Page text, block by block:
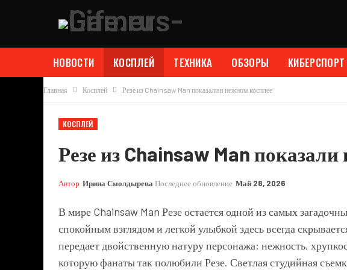
НОВОСТИ КОСПЛЕЙ ТЕХНИКА ОБЗОРЫ КИБЕРСПОРТ
Главная Косплей Резе из Chainsaw Man показали в нежном косплее
КОСПЛЕЙ
Резе из Chainsaw Man
Автор Ирина СмолдыреваПоследнее обновление Май 28, 2026
В мире Chainsaw Man Резе остается одной из самых
спокойным взглядом и легкой улыбкой здесь всегда
передает двойственную натуру персонажа: нежность,
которую фанаты так полюбили Резе. Светлая студийная